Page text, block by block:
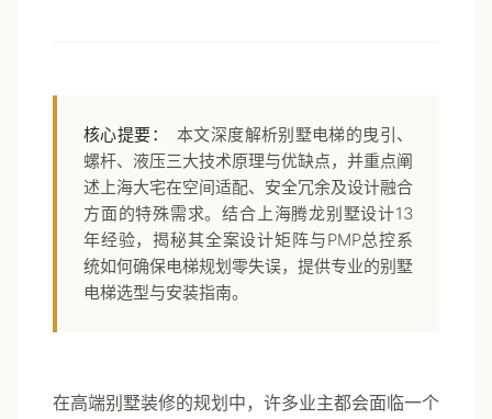
核心提要：
本文深度解析别墅电梯的曳引、
螺杆、液压三大技术原理与优缺点，并重点阐
述上海大宅在空间适配、安全冗余及设计融合
方面的特殊需求。结合上海腾龙别墅设计13
年经验，揭秘其全案设计矩阵与PMP总控系
统如何确保电梯规划零失误，提供专业的别墅
电梯选型与安装指南。
在高端别墅装修的规划中，许多业主都会面临一个